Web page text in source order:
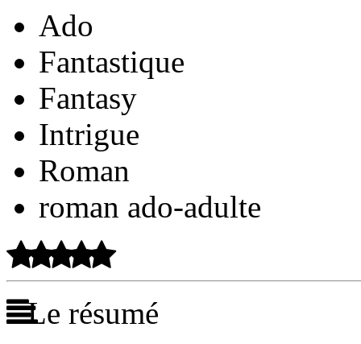
Ado
Fantastique
Fantasy
Intrigue
Roman
roman ado-adulte
Le résumé